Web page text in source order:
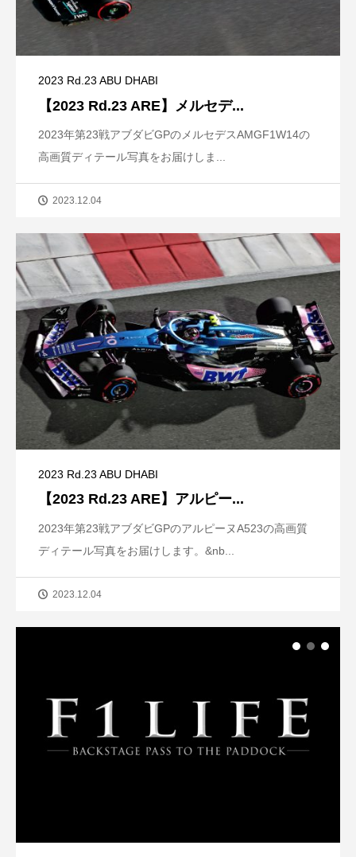
2023 Rd.23 ABU DHABI
【2023 Rd.23 ARE】メルセデ...
2023年第23戦アブダビGPのメルセデスAMGF1W14の
高画質ディテール写真をお届けしま...
2023.12.04
2023 Rd.23 ABU DHABI
【2023 Rd.23 ARE】アルピー...
2023年第23戦アブダビGPのアルピーヌA523の高画質
ディテール写真をお届けします。&nb...
2023.12.04